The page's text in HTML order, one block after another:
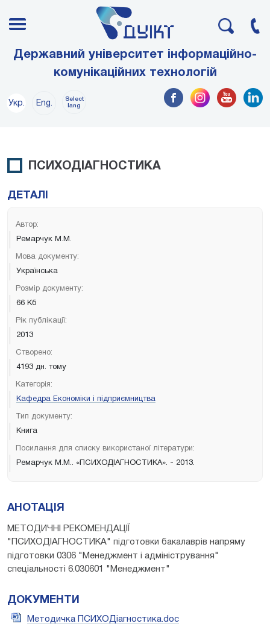
Державний університет інформаційно-
комунікаційних технологій
Укр. Eng.
Select
lang
ПСИХОДІАГНОСТИКА
ДЕТАЛІ
Автор:
Ремарчук М.М.
Мова документу:
Українська
Розмір документу:
66 Кб
Рік публікації:
2013
Створено:
4193 дн. тому
Категорія:
Кафедра Економіки і підприємництва
Тип документу:
Книга
Посилання для списку використаної літератури:
Ремарчук М.М.. «ПСИХОДІАГНОСТИКА». - 2013.
АНОТАЦІЯ
МЕТОДИЧНІ РЕКОМЕНДАЦІЇ
"ПСИХОДІАГНОСТИКА" підготовки бакалаврів напряму
підготовки 0306 "Менеджмент і адміністрування"
спеціальності 6.030601 "Менеджмент"
ДОКУМЕНТИ
Методичка ПСИХОДіагностика.doc